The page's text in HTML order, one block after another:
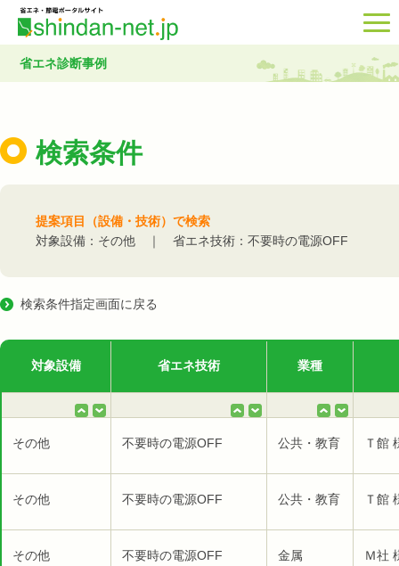
省エネ診断事例
検索条件
提案項目（設備・技術）で検索
対象設備：その他 ｜ 省エネ技術：不要時の電源OFF
検索条件指定画面に戻る
対象設備 省エネ技術 業種
その他 不要時の電源OFF 公共・教育 Ｔ館
その他 不要時の電源OFF 公共・教育 Ｔ館
その他 不要時の電源OFF 金属 Ｍ社